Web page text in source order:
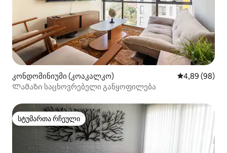
კონდომინიუმი (კოაკალკო) საშუალო
4,89 (98)
Ლამაზი საცხოვრებელი განყოფილება
სტუმართა რჩეული
სტუმართა რჩეული